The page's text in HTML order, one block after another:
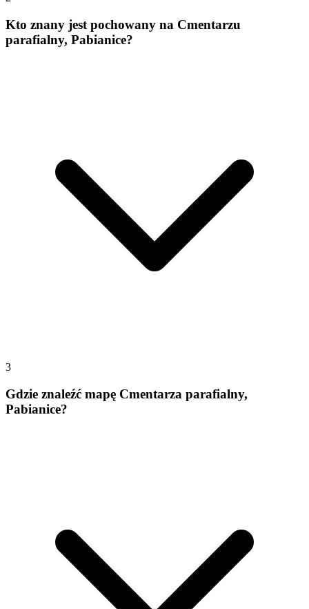
Kto znany jest pochowany na Cmentarzu
parafialny, Pabianice?
3
Gdzie znaleźć mapę Cmentarza parafialny,
Pabianice?